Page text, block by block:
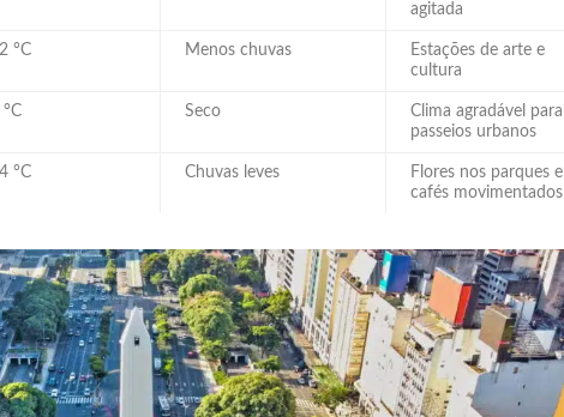
agitada
°C Menos chuvas
Estações de arte e
cultura
Seco
Clima agradável para
passeios urbanos
°C Chuvas leves
Flores nos parques e
cafés movimentados